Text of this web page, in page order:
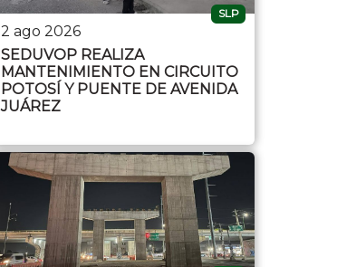
SLP
2 ago 2026
SEDUVOP REALIZA
MANTENIMIENTO EN CIRCUITO
POTOSÍ Y PUENTE DE AVENIDA
JUÁREZ